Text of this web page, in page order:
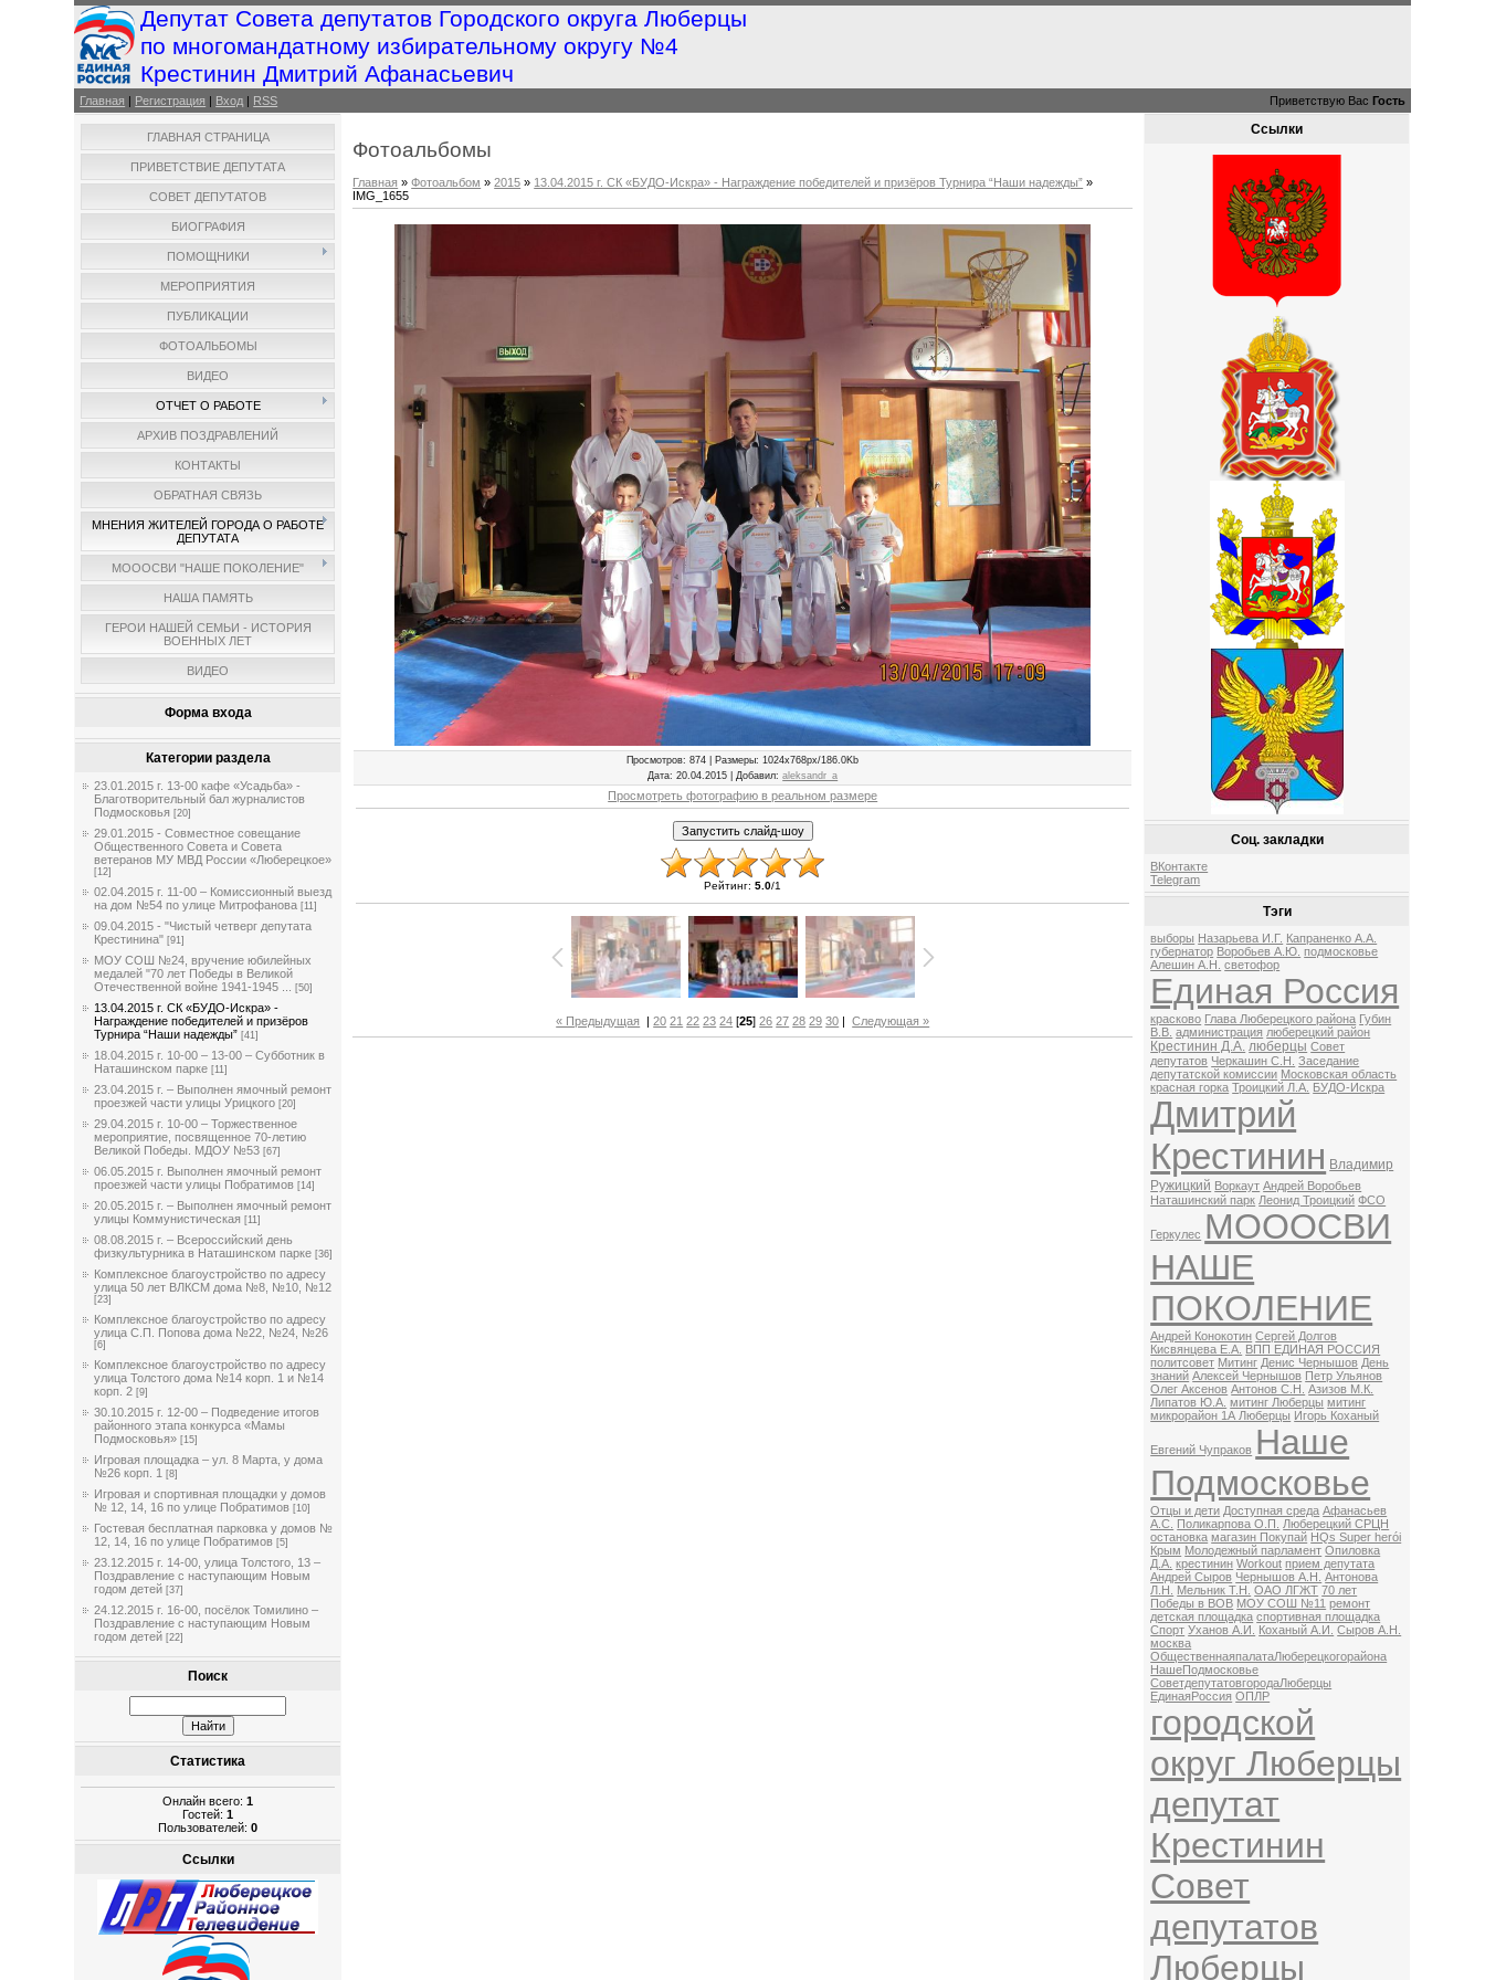
Депутат Совета депутатов Городского округа Люберцы
по многомандатному избирательному округу №4
Крестинин Дмитрий Афанасьевич
Главная | Регистрация | Вход | RSS Приветствую Вас Гость
ГЛАВНАЯ СТРАНИЦА
ПРИВЕТСТВИЕ ДЕПУТАТА
СОВЕТ ДЕПУТАТОВ
БИОГРАФИЯ
ПОМОЩНИКИ
МЕРОПРИЯТИЯ
ПУБЛИКАЦИИ
ФОТОАЛЬБОМЫ
ВИДЕО
ОТЧЕТ О РАБОТЕ
АРХИВ ПОЗДРАВЛЕНИЙ
КОНТАКТЫ
ОБРАТНАЯ СВЯЗЬ
МНЕНИЯ ЖИТЕЛЕЙ ГОРОДА О РАБОТЕ
ДЕПУТАТА
МОООСВИ "НАШЕ ПОКОЛЕНИЕ"
НАША ПАМЯТЬ
ГЕРОИ НАШЕЙ СЕМЬИ - ИСТОРИЯ
ВОЕННЫХ ЛЕТ
ВИДЕО
Форма входа
Категории раздела
23.01.2015 г. 13-00 кафе «Усадьба» -
Благотворительный бал журналистов
Подмосковья [20]
29.01.2015 - Совместное совещание
Общественного Совета и Совета
ветеранов МУ МВД России «Люберецкое»
[12]
02.04.2015 г. 11-00 – Комиссионный выезд
на дом №54 по улице Митрофанова [11]
09.04.2015 - "Чистый четверг депутата
Крестинина" [91]
МОУ СОШ №24, вручение юбилейных
медалей "70 лет Победы в Великой
Отечественной войне 1941-1945 ...
[50]
13.04.2015 г. СК «БУДО-Искра» -
Награждение победителей и призёров
Турнира “Наши надежды” [41]
18.04.2015 г. 10-00 – 13-00 – Субботник в
Наташинском парке [11]
23.04.2015 г. – Выполнен ямочный ремонт
проезжей части улицы Урицкого [20]
29.04.2015 г. 10-00 – Торжественное
мероприятие, посвященное 70-летию
Великой Победы. МДОУ №53 [67]
06.05.2015 г. Выполнен ямочный ремонт
проезжей части улицы Побратимов [14]
20.05.2015 г. – Выполнен ямочный ремонт
улицы Коммунистическая [11]
08.08.2015 г. – Всероссийский день
физкультурника в Наташинском парке [36]
Комплексное благоустройство по адресу
улица 50 лет ВЛКСМ дома №8, №10, №12
[23]
Комплексное благоустройство по адресу
улица С.П. Попова дома №22, №24, №26
[6]
Комплексное благоустройство по адресу
улица Толстого дома №14 корп. 1 и №14
корп. 2 [9]
30.10.2015 г. 12-00 – Подведение итогов
районного этапа конкурса «Мамы
Подмосковья» [15]
Игровая площадка – ул. 8 Марта, у дома
№26 корп. 1 [8]
Игровая и спортивная площадки у домов
№ 12, 14, 16 по улице Побратимов [10]
Гостевая бесплатная парковка у домов №
12, 14, 16 по улице Побратимов [5]
23.12.2015 г. 14-00, улица Толстого, 13 –
Поздравление с наступающим Новым
годом детей [37]
24.12.2015 г. 16-00, посёлок Томилино –
Поздравление с наступающим Новым
годом детей [22]
Поиск
Статистика
Онлайн всего:1
Гостей:1
Пользователей:0
Ссылки
Фотоальбомы
Главная »Фотоальбом »2015 » 13.04.2015 г. СК «БУДО-Искра» - Награждение победителей и призёров Турнира “Наши надежды” »
IMG_1655
Просмотров: 874 | Размеры: 1024x768px/186.0Kb
Дата: 20.04.2015 | Добавил:aleksandr_a
Просмотреть фотографию в реальном размере
Рейтинг: 5.0/1
« Предыдущая |20 21 22 23 24 [25]26 27 28 29 30 |Следующая »
Ссылки
Соц. закладки
ВКонтакте
Telegram
Тэги
выборы Назарьева И.Г. Капраненко А.А.
губернатор Воробьев А.Ю. подмосковье
Алешин А.Н.
светофор
Единая Россия
красково Глава Люберецкого района Губин
В.В. администрация люберецкий район
Крестинин Д.А. люберцы Совет
депутатов Черкашин С.Н.
Заседание
депутатской комиссии Московская область
красная горка Троицкий Л.А. БУДО-Искра
Дмитрий
Крестинин Владимир
Ружицкий Воркаут Андрей Воробьев
Наташинский парк Леонид Троицкий ФСО
Геркулес МОООСВИ
НАШЕ
ПОКОЛЕНИЕ
Андрей Конокотин Сергей Долгов
Кисвянцева Е.А. ВПП ЕДИНАЯ РОССИЯ
политсовет Митинг Денис Чернышов День
знаний Алексей Чернышов Петр Ульянов
Олег Аксенов Антонов С.Н.
Азизов М.К.
Липатов Ю.А. митинг Люберцы митинг
микрорайон 1А Люберцы Игорь Коханый
Евгений Чупраков Наше
Подмосковье
Отцы и дети Доступная среда Афанасьев
А.С. Поликарпова О.П.
Люберецкий СРЦН
остановка магазин Покупай HQs Super herói
Крым Молодежный парламент Опиловка
Д.А. крестинин Workout прием депутата
Андрей Сыров Чернышов А.Н.
Антонова
Л.Н.
Мельник Т.Н. ОАО ЛГЖТ 70 лет
Победы в ВОВ МОУ СОШ №11 ремонт
детская площадка спортивная площадка
Спорт Уханов А.И. Коханый А.И.
Сыров А.Н.
москва
ОбщественнаяпалатаЛюберецкогорайона
НашеПодмосковье
СоветдепутатовгородаЛюберцы
ЕдинаяРоссия ОПЛР
городской
округ Люберцы
депутат
Крестинин
Совет
депутатов
Люберцы